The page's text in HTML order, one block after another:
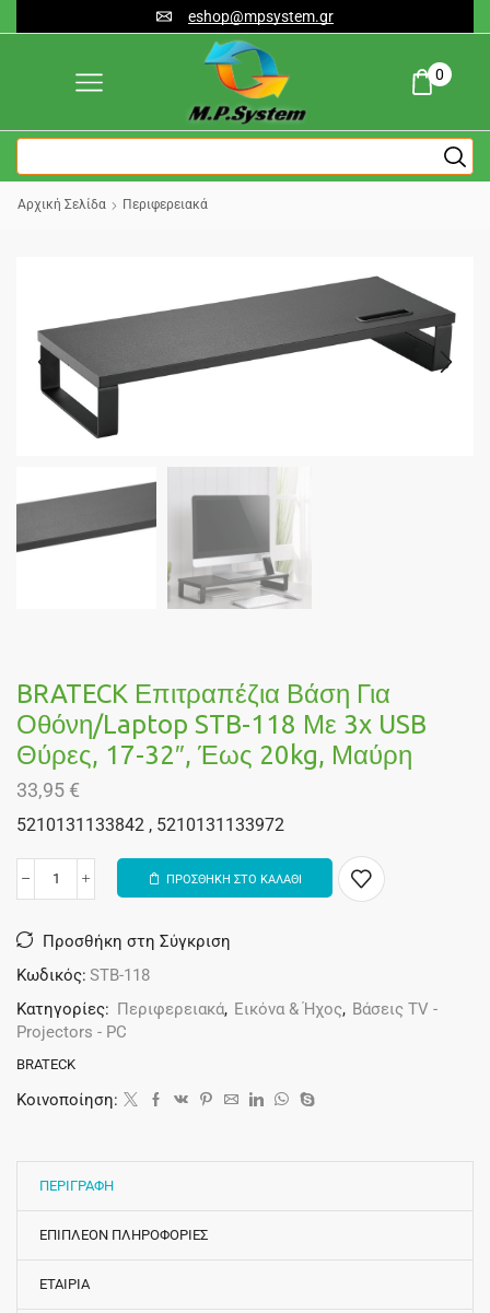
eshop@mpsystem.gr
0
Αρχική Σελίδα Περιφερειακά
BRATECK Επιτραπέζια Βάση Για
Οθόνη/laptop STB-118 Με 3x USB
Θύρες, 17-32″, Έως 20kg, Μαύρη
33,95 €
5210131133842 , 5210131133972
ΠΡΟΣΘΗΚΗ ΣΤΟ ΚΑΛΑΘΙ
Προσθήκη στη Σύγκριση
Κωδικός: STB-118
Κατηγορίες: Περιφερειακά, Εικόνα & Ήχος, Βάσεις TV -
Projectors - PC
BRATECK
Κοινοποίηση:
ΠΕΡΙΓΡΑΦΗ
ΕΠΙΠΛΕΟΝ ΠΛΗΡΟΦΟΡΙΕΣ
ΕΤΑΙΡΙΑ